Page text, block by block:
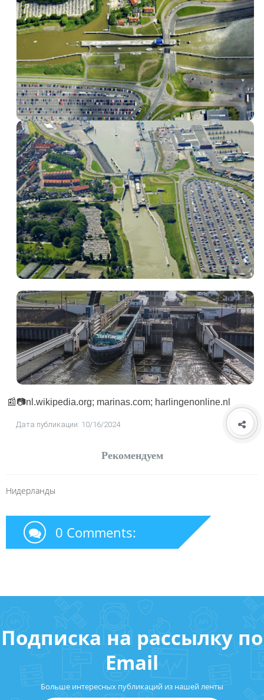
📰📷nl.wikipedia.org; marinas.com; harlingenonline.nl
Дата публикации: 10/16/2024
Рекомендуем
Нидерланды
0 Comments:
Подписка на рассылку по
Email
Больше интересных публикаций из нашей ленты